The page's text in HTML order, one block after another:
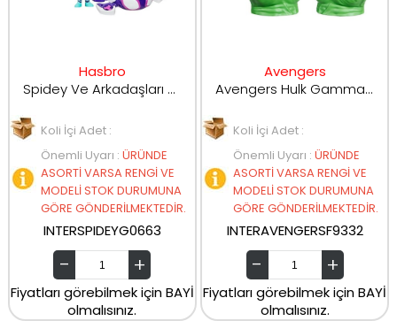
Hasbro
Spidey Ve Arkadaşları Su Ağı Figür Oyun Seti G0663
Koli İçi Adet :
Önemli Uyarı : ÜRÜNDE
ASORTİ VARSA RENGİ VE
MODELİ STOK DURUMUNA
GÖRE GÖNDERİLMEKTEDİR.
INTERSPIDEYG0663
Fiyatları görebilmek için BAYİ
olmalısınız.
Avengers
Avengers Hulk Gamma Smash Yumruklar T9332
Koli İçi Adet :
Önemli Uyarı : ÜRÜNDE
ASORTİ VARSA RENGİ VE
MODELİ STOK DURUMUNA
GÖRE GÖNDERİLMEKTEDİR.
INTERAVENGERSF9332
Fiyatları görebilmek için BAYİ
olmalısınız.